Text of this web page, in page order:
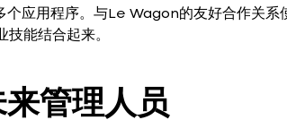
应用程序。与Le Wagon的友好合作关系
技能结合起来。
管理人员